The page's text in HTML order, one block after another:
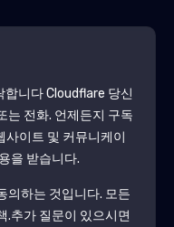
합니다Cloudflare 당신
는 전화. 언제든지 구독
사이트 및 커뮤니케이
을 받습니다.
의하는 것입니다. 모든
.추가 질문이 있으시면